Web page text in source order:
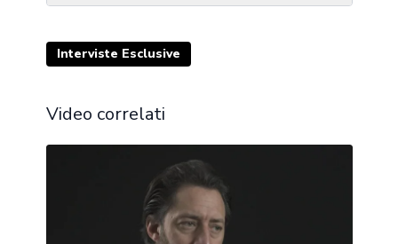
Interviste Esclusive
Video correlati